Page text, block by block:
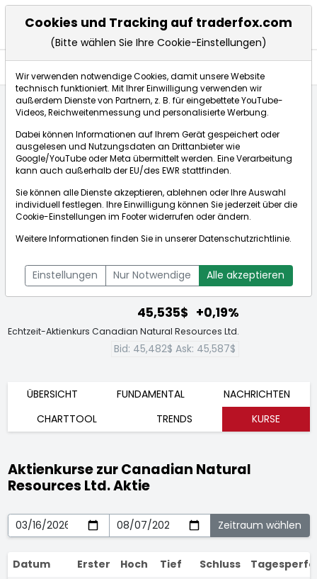
Aktienkurse
Börse:
Canadian Natural Resources Ltd.
[WKN: 865114 | ISIN: CA1363851017]
Aktienkurse
45,535$ +0,19%
Echtzeit-Aktienkurs Canadian Natural Resources Ltd.
Bid: 45,482$ Ask: 45,587$
ÜBERSICHT FUNDAMENTAL
NACHRICHTEN
CHARTTOOL
TRENDS KURSE
Aktienkurse zur Canadian Natural
Resources Ltd. Aktie
Datum Erster Hoch Tief Schluss
Cookies und Tracking auf traderfox.com
(Bitte wählen Sie Ihre Cookie-Einstellungen)
Wir verwenden notwendige Cookies, damit unsere Website
technisch funktioniert. Mit Ihrer Einwilligung verwenden wir
außerdem Dienste von Partnern, z. B. für eingebettete YouTube-
Videos, Reichweitenmessung und personalisierte Werbung.
Dabei können Informationen auf Ihrem Gerät gespeichert oder
ausgelesen und Nutzungsdaten an Drittanbieter wie
Google/YouTube oder Meta übermittelt werden. Eine Verarbeitung
kann auch außerhalb der EU/des EWR stattfinden.
Sie können alle Dienste akzeptieren, ablehnen oder Ihre Auswahl
individuell festlegen. Ihre Einwilligung können Sie jederzeit über die
Cookie-Einstellungen im Footer widerrufen oder ändern.
Weitere Informationen finden Sie in unsererDatenschutzrichtlinie.
Einstellungen Nur Notwendige Alle akzeptieren